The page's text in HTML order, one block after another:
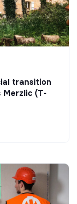
transition
Merzlic (T-